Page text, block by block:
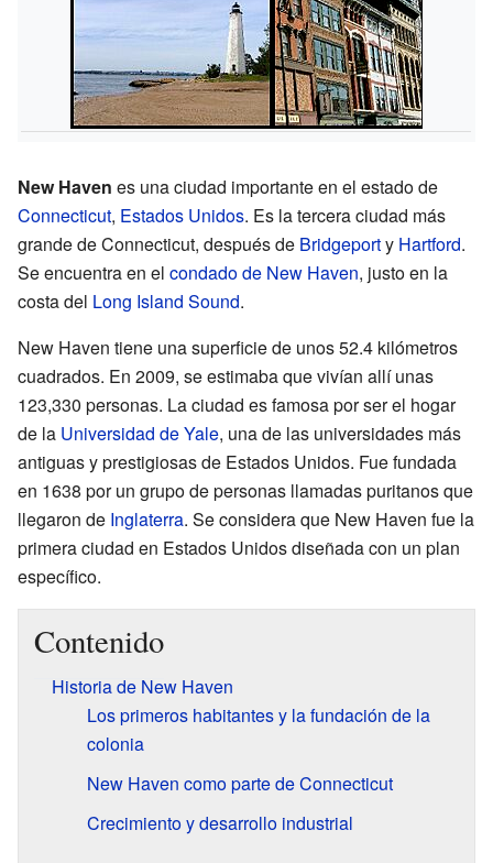
New Haven es una ciudad importante en el estado de
Connecticut, Estados Unidos. Es la tercera ciudad más
grande de Connecticut, después de Bridgeporty Hartford.
Se encuentra en el condado de New Haven, justo en la
costa del Long Island Sound.
New Haven tiene una superficie de unos 52.4 kilómetros
cuadrados. En 2009, se estimaba que vivían allí unas
123,330 personas. La ciudad es famosa por ser el hogar
de la Universidad de Yale, una de las universidades más
antiguas y prestigiosas de Estados Unidos. Fue fundada
en 1638 por un grupo de personas llamadas puritanos que
llegaron de Inglaterra. Se considera que New Haven fue la
primera ciudad en Estados Unidos diseñada con un plan
específico.
Contenido
Historia de New Haven
Los primeros habitantes y la fundación de la
colonia
New Haven como parte de Connecticut
Crecimiento y desarrollo industrial